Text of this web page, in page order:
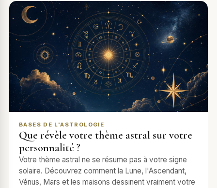
BASES DE L'ASTROLOGIE
Que révèle votre thème astral sur votre
personnalité ?
Votre thème astral ne se résume pas à votre signe
solaire. Découvrez comment la Lune, l'Ascendant,
Vénus, Mars et les maisons dessinent vraiment votre